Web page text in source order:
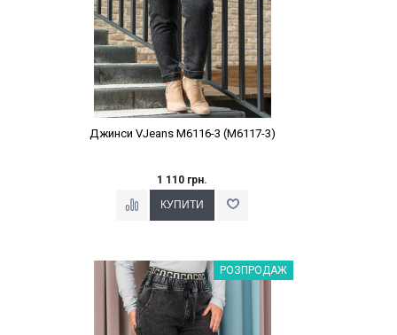
Джинси VJeans M6116-3 (M6117-3)
1 110 грн.
Наклейки Варіант з %РОЗПРОДАЖ